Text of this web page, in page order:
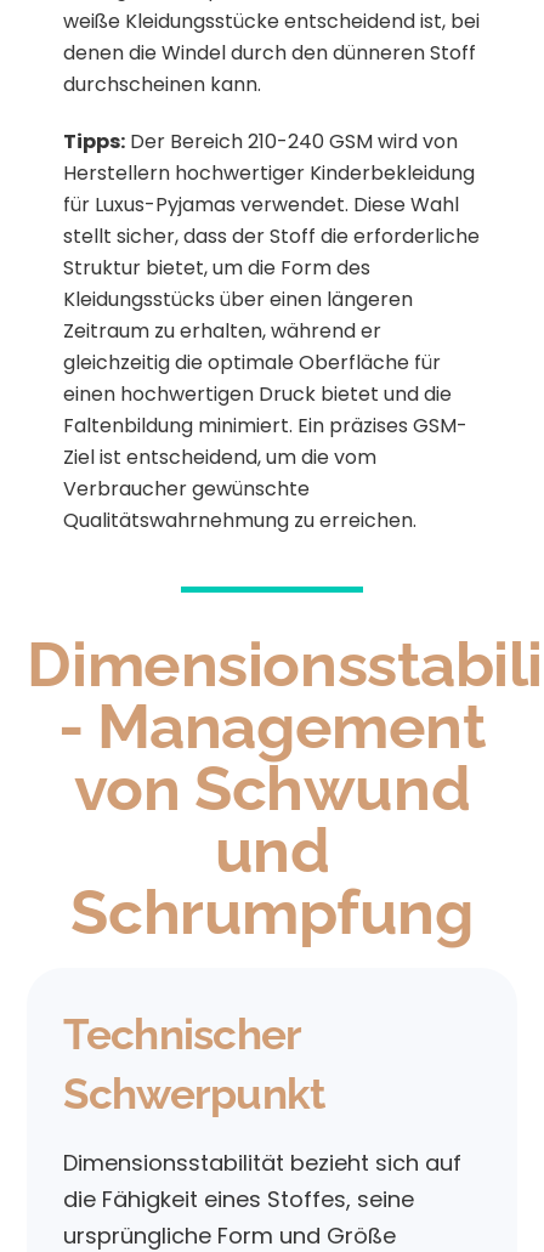
weiße Kleidungsstücke entscheidend ist, bei
denen die Windel durch den dünneren Stoff
durchscheinen kann.
Tipps: Der Bereich 210-240 GSM wird von
Herstellern hochwertiger Kinderbekleidung
für Luxus-Pyjamas verwendet. Diese Wahl
stellt sicher, dass der Stoff die erforderliche
Struktur bietet, um die Form des
Kleidungsstücks über einen längeren
Zeitraum zu erhalten, während er
gleichzeitig die optimale Oberfläche für
einen hochwertigen Druck bietet und die
Faltenbildung minimiert. Ein präzises GSM-
Ziel ist entscheidend, um die vom
Verbraucher gewünschte
Qualitätswahrnehmung zu erreichen.
- Management
von Schwund
und
Schrumpfung
Technischer
Schwerpunkt
Dimensionsstabilität bezieht sich auf
die Fähigkeit eines Stoffes, seine
ursprüngliche Form und Größe